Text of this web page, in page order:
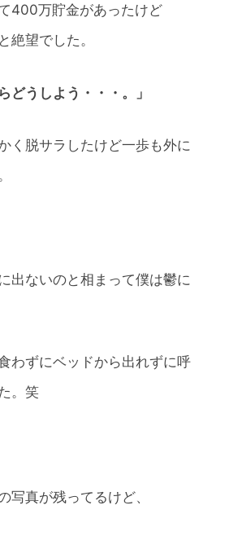
400万貯金があったけど
絶望でした。
どうしよう・・・。」
く脱サラしたけど一歩も外に
出ないのと相まって僕は鬱に
わずにベッドから出れずに呼
。笑
写真が残ってるけど、